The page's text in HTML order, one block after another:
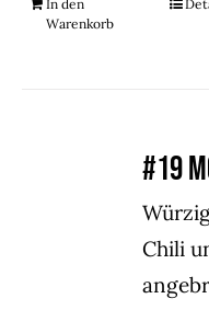
In den
Warenkorb
#19
Chili